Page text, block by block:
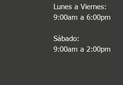
Lunes a Viernes:
9:00am a 6:00pm
Sábado:
9:00am a 2:00pm